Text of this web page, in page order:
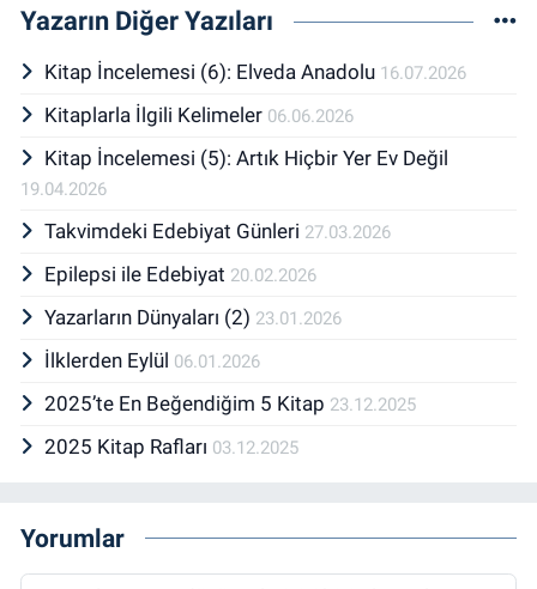
Yazarın Diğer Yazıları
Kitap İncelemesi (6): Elveda Anadolu 16.07.2026
Kitaplarla İlgili Kelimeler 06.06.2026
Kitap İncelemesi (5): Artık Hiçbir Yer Ev Değil
19.04.2026
Takvimdeki Edebiyat Günleri 27.03.2026
Epilepsi ile Edebiyat 20.02.2026
Yazarların Dünyaları (2) 23.01.2026
İlklerden Eylül 06.01.2026
2025’te En Beğendiğim 5 Kitap 23.12.2025
2025 Kitap Rafları 03.12.2025
Yorumlar